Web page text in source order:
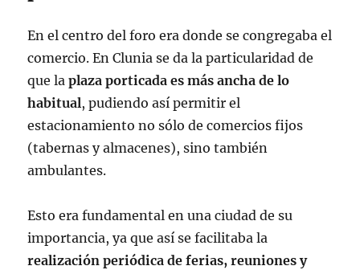
En el centro del foro era donde se congregaba el
comercio. En Clunia se da la particularidad de
que laplaza porticada es más ancha de lo
habitual, pudiendo así permitir el
estacionamiento no sólo de comercios fijos
(tabernas y almacenes), sino también
ambulantes.
Esto era fundamental en una ciudad de su
importancia, ya que así se facilitaba la
realización periódica de ferias, reuniones y